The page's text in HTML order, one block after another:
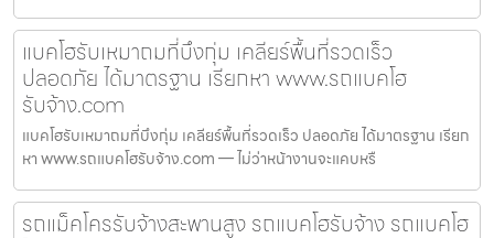
แบคโฮรับเหมาถมที่บึงกุ่ม เคลียร์พื้นที่รวดเร็ว
ปลอดภัย ได้มาตรฐาน เรียกหา www.รถแบคโฮ
รับจ้าง.com
แบคโฮรับเหมาถมที่บึงกุ่ม เคลียร์พื้นที่รวดเร็ว ปลอดภัย ได้มาตรฐาน เรียก
หา www.รถแบคโฮรับจ้าง.com — ไม่ว่าหน้างานจะแคบหรื
รถแม็คโครรับจ้างสะพานสูง รถแบคโฮรับจ้าง รถแบคโฮ